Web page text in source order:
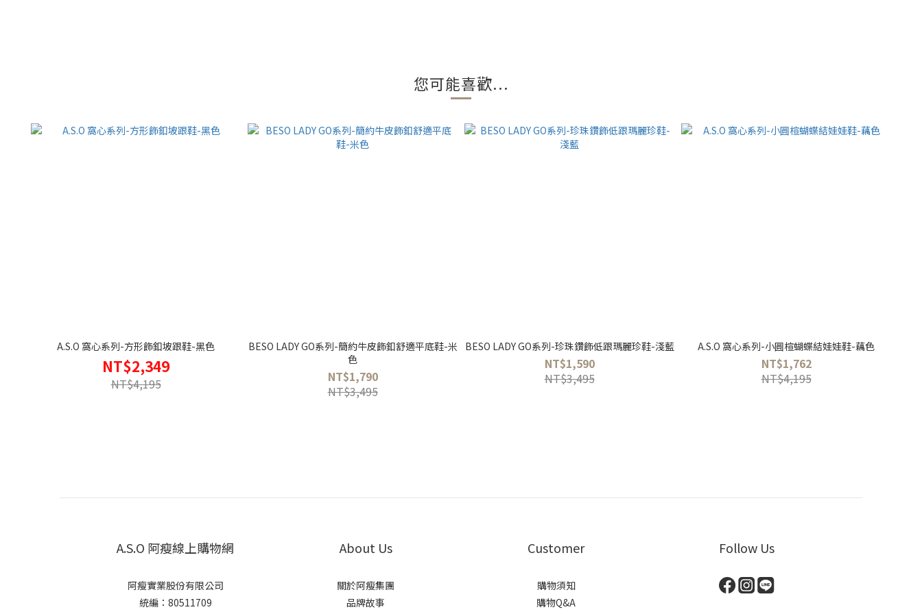
您可能喜歡...
A.S.O 窩心系列-方形飾釦坡跟鞋-黑色
NT$2,349
NT$4,195
BESO LADY GO系列-簡約牛皮飾釦舒適平底鞋-米
色
NT$1,790
NT$3,495
BESO LADY GO系列-珍珠鑽飾低跟瑪麗珍鞋-淺藍
NT$1,590
NT$3,495
A.S.O 窩心系列-小圓楦蝴蝶結娃娃鞋-藕色
NT$1,762
NT$4,195
A.S.O 阿瘦線上購物網
阿瘦實業股份有限公司
統編：80511709
About Us
關於阿瘦集團
品牌故事
Customer
購物須知
購物Q&A
Follow Us